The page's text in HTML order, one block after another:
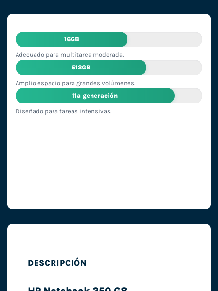
16GB
Adecuado para multitarea moderada.
512GB
Amplio espacio para grandes volúmenes.
11ª generación
Diseñado para tareas intensivas.
DESCRIPCIÓN